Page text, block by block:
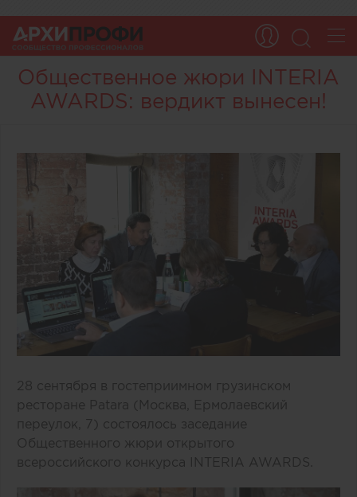
Общественное жюри INTERIA
AWARDS: вердикт вынесен!
28 сентября в гостеприимном грузинском
ресторане Patara (Москва, Ермолаевский
переулок, 7) состоялось заседание
Общественного жюри открытого
всероссийского конкурса INTERIA AWARDS.